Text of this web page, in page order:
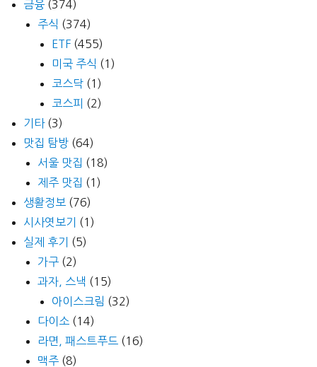
금융 (374)
주식 (374)
ETF (455)
미국 주식 (1)
코스닥 (1)
코스피 (2)
기타(3)
맛집 탐방 (64)
서울 맛집 (18)
제주 맛집 (1)
생활정보 (76)
시사엿보기
(1)
실제 후기
(5)
가구 (2)
과자, 스낵 (15)
아이스크림 (32)
다이소 (14)
라면, 패스트푸드 (16)
맥주 (8)